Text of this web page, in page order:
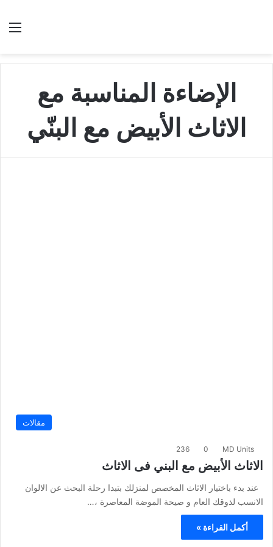
الإضاءة المناسبة مع
الاثاث الأبيض مع البنّي
مقالات
MD Units
0
236
الاثاث الأبيض مع البني فى الاثاث
عند بدء باختيار الاثاث المخصص لمنزلك بتبدا رحلة البحث عن الالوان
الانسب لذوقك العام و صيحة الموضة المعاصرة ،…
أكمل القراءة »